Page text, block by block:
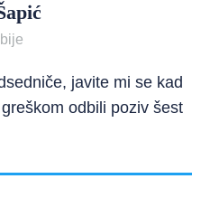
javite mi se kad
odbili poziv šest